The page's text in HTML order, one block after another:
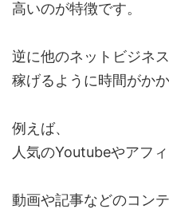
高いのが特徴です。
逆に他のネットビジネ
稼げるように時間がかか
例えば、
人気のYoutubeやアフ
動画や記事などのコン